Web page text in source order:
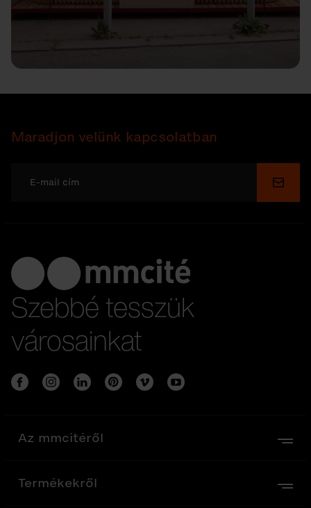
Maradjon velünk kapcsolatban
Szebbé tesszük
városainkat
Az mmcitéről
Termékekről